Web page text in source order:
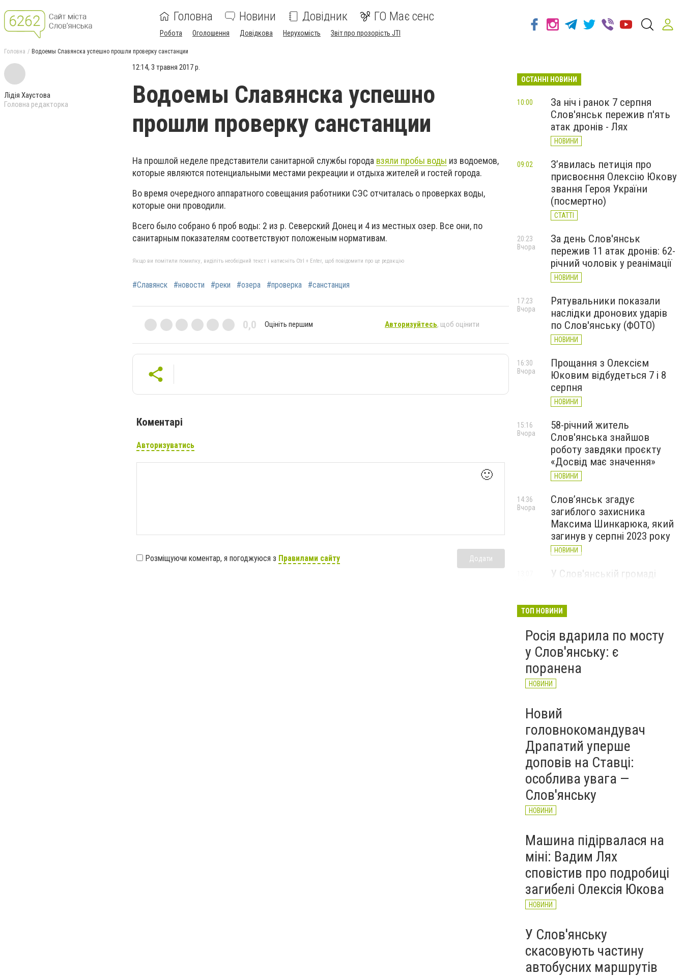
Головна Новини Довідник ГО Має сенс
Робота Оголошення Довідкова Нерухомість Звіт про прозорість JTI
Головна Водоемы Славянска успешно прошли проверку санстанции
Лідія Хаустова
Головна редакторка
12:14, 3 травня 2017 р.
Водоемы Славянска успешно
прошли проверку санстанции
На прошлой неделе представители санитарной службы города взяли пробы воды из водоемов,
которые являются потенциальными местами рекреации и отдыха жителей и гостей города.
Во время очередного аппаратного совещания работники СЭС отчиталась о проверках воды,
которые они проводили.
Всего было собрано 6 проб воды: 2 из р. Северский Донец и 4 из местных озер. Все они, по
санитарным показателям соответствуют положеным нормативам.
Якщо ви помітили помилку, виділіть необхідний текст і натисніть Ctrl + Enter, щоб повідомити про це редакцію
#Славянск #новости #реки #озера #проверка #санстанция
0,0 Оцініть першим Авторизуйтесь, щоб оцінити
Коментарі
Авторизуватись
🙂
Розміщуючи коментар, я погоджуюся з Правилами сайту Додати
ОСТАННІ НОВИНИ
За ніч і ранок 7 серпня
Слов'янськ пережив п'ять
атак дронів - Лях
НОВИНИ
10:00
З’явилась петиція про
присвоєння Олексію Юкову
звання Героя України
(посмертно)
СТАТТІ
09:02
За день Слов'янськ
пережив 11 атак дронів: 62-
річний чоловік у реанімації
НОВИНИ
20:23
Вчора
Рятувальники показали
наслідки дронових ударів
по Слов'янську (ФОТО)
НОВИНИ
17:23
Вчора
Прощання з Олексієм
Юковим відбудеться 7 і 8
серпня
НОВИНИ
16:30
Вчора
58-річний житель
Слов'янська знайшов
роботу завдяки проєкту
«Досвід має значення»
НОВИНИ
15:16
Вчора
Слов’янськ згадує
загиблого захисника
Максима Шинкарюка, який
загинув у серпні 2023 року
НОВИНИ
14:36
Вчора
У Слов'янській громаді
НОВИНИ
ТОП НОВИНИ
Росія вдарила по мосту
у Слов'янську: є
поранена
НОВИНИ
Новий
головнокомандувач
Драпатий уперше
доповів на Ставці:
особлива увага —
Слов'янську
НОВИНИ
Машина підірвалася на
міні: Вадим Лях
сповістив про подробиці
загибелі Олексія Юкова
НОВИНИ
У Слов'янську
скасовують частину
автобусних маршрутів